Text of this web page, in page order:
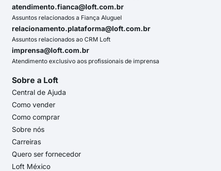
atendimento.fianca@loft.com.br
Assuntos relacionados a Fiança Aluguel
relacionamento.plataforma@loft.com.br
Assuntos relacionados ao CRM Loft
imprensa@loft.com.br
Atendimento exclusivo aos profissionais de imprensa
Sobre a Loft
Central de Ajuda
Como vender
Como comprar
Sobre nós
Carreiras
Quero ser fornecedor
Loft México